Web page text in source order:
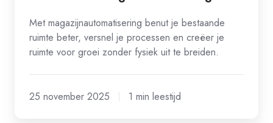
Met magazijnautomatisering benut je bestaande
ruimte beter, versnel je processen en creëer je
ruimte voor groei zonder fysiek uit te breiden.
25 november 2025 1 min leestijd